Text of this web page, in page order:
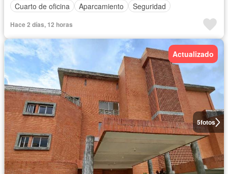
Cuarto de oficina
Aparcamiento Seguridad
Hace 2 días, 12 horas
5fotos
Actualizado